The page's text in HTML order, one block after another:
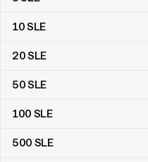
10SLE
20SLE
50SLE
100 SLE
500 SLE